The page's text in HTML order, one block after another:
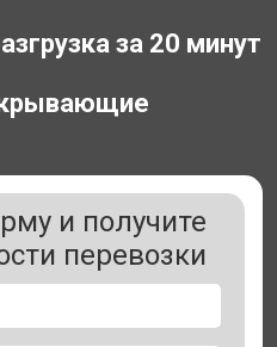
за 20 минут
и получите
перевозки